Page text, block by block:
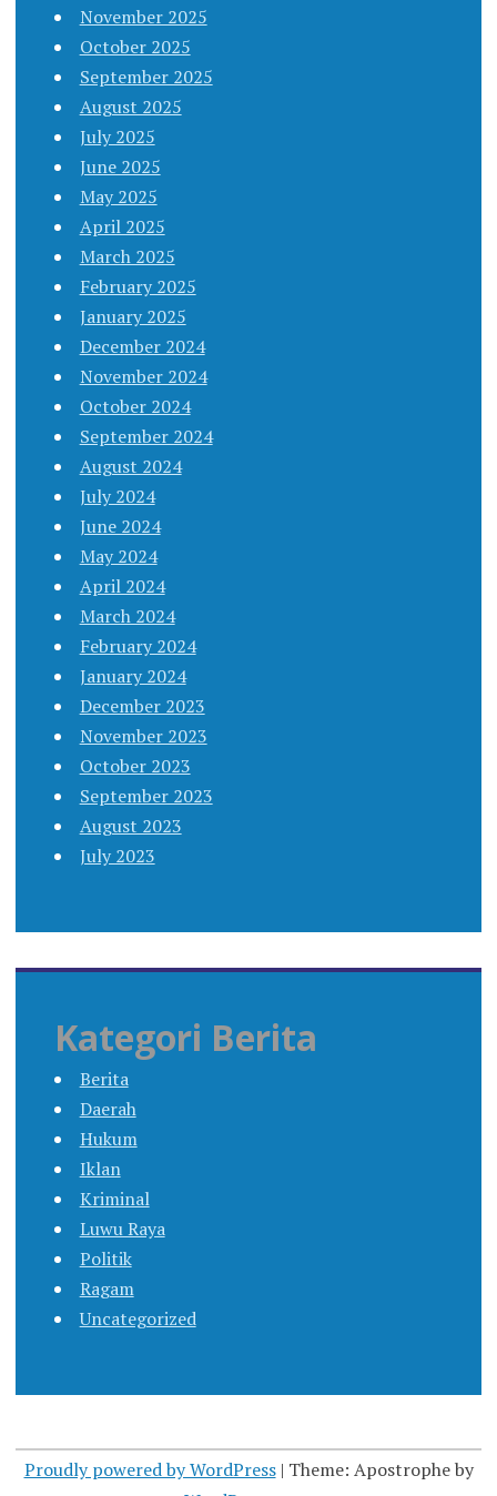
November 2025
October 2025
September 2025
August 2025
July 2025
June 2025
May 2025
April 2025
March 2025
February 2025
January 2025
December 2024
November 2024
October 2024
September 2024
August 2024
July 2024
June 2024
May 2024
April 2024
March 2024
February 2024
January 2024
December 2023
November 2023
October 2023
September 2023
August 2023
July 2023
Kategori Berita
Berita
Daerah
Hukum
Iklan
Kriminal
Luwu Raya
Politik
Ragam
Uncategorized
Proudly powered by WordPress | Theme: Apostrophe by